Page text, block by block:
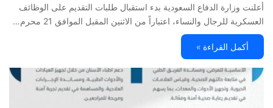
أعلنت وزارة الدفاع السعودية بدء استقبال طلبات التقديم على الوظائف
العسكرية للرجال والنساء، اعتباراً من الاثنين المقبل الموافق 21 محرم…
أكمل القراءة »